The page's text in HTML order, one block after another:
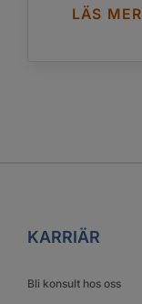
LÄS MER
KARRIÄR
Bli konsult hos oss